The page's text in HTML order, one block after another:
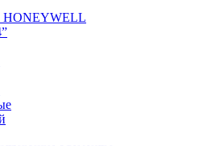
HONEYWELL